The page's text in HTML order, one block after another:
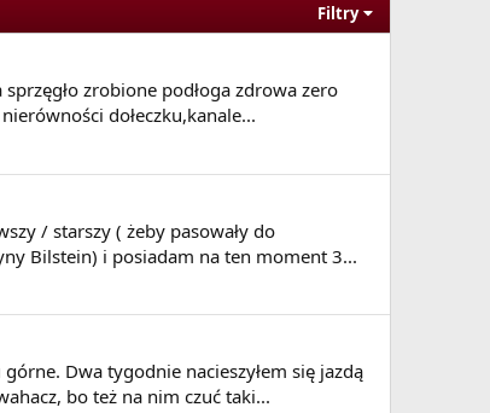
nadwozia, oraz zapobiegania oderwaniu
o różnej częstotliwości (szybkość
tłumieniu wbicia i wybicia
niezależnie od warunków ich pracy, w
bardziej miękki (montowany fabrycznie –
zapewniając duży komfort
ich pracy podczas jazdy (np. tryb
użyciu elektronicznie sterowanych
wpływem przepuszczanego przezeń
Filtry
zrobione podłoga zdrowa zero
dołeczku,kanale...
/ starszy ( żeby pasowały do
Bilstein) i posiadam na ten moment 3...
Dwa tygodnie nacieszyłem się jazdą
bo też na nim czuć taki...